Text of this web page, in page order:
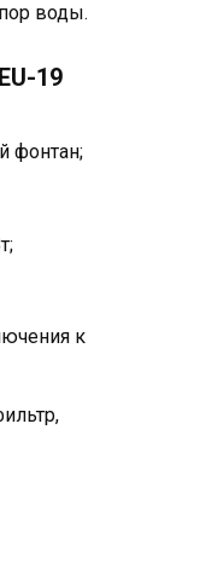
воды.
19
фонтан;
к